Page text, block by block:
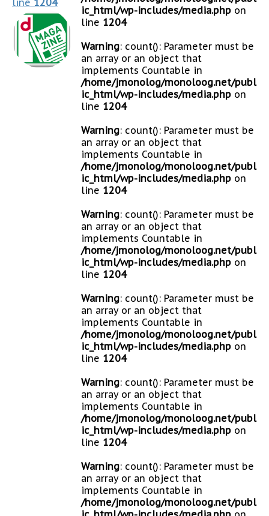
ic_html/wp-includes/media.php on
line 1204
Warning: count(): Parameter must be
an array or an object that
implements Countable in
/home/jmonolog/monoloog.net/publ
ic_html/wp-includes/media.php on
line 1204
Warning: count(): Parameter must be
an array or an object that
implements Countable in
/home/jmonolog/monoloog.net/publ
ic_html/wp-includes/media.php on
line 1204
Warning: count(): Parameter must be
an array or an object that
implements Countable in
/home/jmonolog/monoloog.net/publ
ic_html/wp-includes/media.php on
line 1204
Warning: count(): Parameter must be
an array or an object that
implements Countable in
/home/jmonolog/monoloog.net/publ
ic_html/wp-includes/media.php on
line 1204
Warning: count(): Parameter must be
an array or an object that
implements Countable in
/home/jmonolog/monoloog.net/publ
ic_html/wp-includes/media.php on
line 1204
Warning: count(): Parameter must be
an array or an object that
implements Countable in
/home/jmonolog/monoloog.net/publ